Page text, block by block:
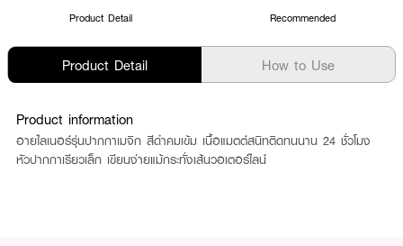
Product Detail Recommended
Product Detail How to Use
Product information
อายไลเนอร์รุ่นปากกาเมจิก สีดำคมเข้ม เนื้อแมตต์สนิทติดทนนาน 24 ชั่วโมง
หัวปากกาเรียวเล็ก เขียนง่ายแม้กระทั่งเส้นวอเตอร์ไลน์